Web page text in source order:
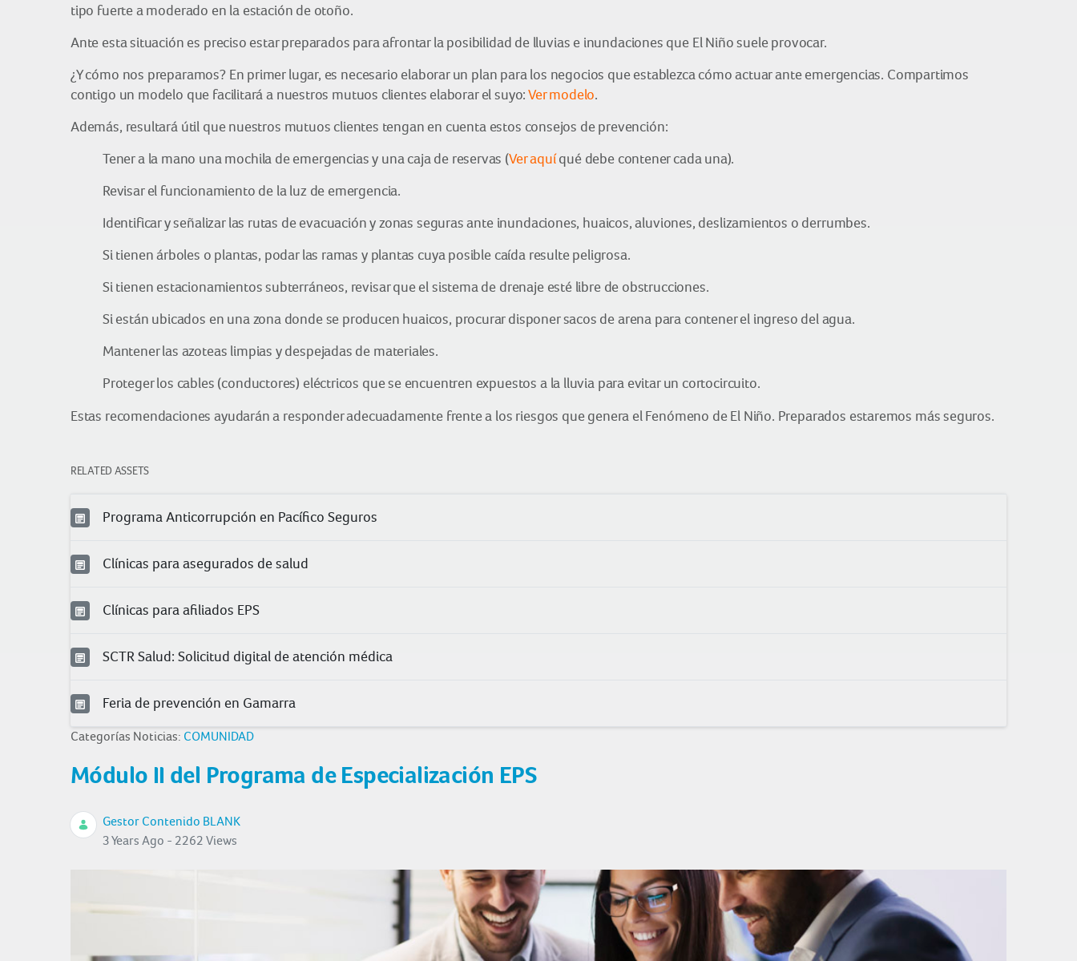
tipo fuerte a moderado en la estación de otoño.
Ante esta situación es preciso estar preparados para afrontar la posibilidad de lluvias e inundaciones que El Niño suele provocar.
¿Y cómo nos preparamos? En primer lugar, es necesario elaborar un plan para los negocios que establezca cómo actuar ante emergencias. Compartimos
contigo un modelo que facilitará a nuestros mutuos clientes elaborar el suyo: Ver modelo.
Además, resultará útil que nuestros mutuos clientes tengan en cuenta estos consejos de prevención:
Tener a la mano una mochila de emergencias y una caja de reservas (Ver aquíqué debe contener cada una).
Revisar el funcionamiento de la luz de emergencia.
Identificar y señalizar las rutas de evacuación y zonas seguras ante inundaciones, huaicos, aluviones, deslizamientos o derrumbes.
Si tienen árboles o plantas, podar las ramas y plantas cuya posible caída resulte peligrosa.
Si tienen estacionamientos subterráneos, revisar que el sistema de drenaje esté libre de obstrucciones.
Si están ubicados en una zona donde se producen huaicos, procurar disponer sacos de arena para contener el ingreso del agua.
Mantener las azoteas limpias y despejadas de materiales.
Proteger los cables (conductores) eléctricos que se encuentren expuestos a la lluvia para evitar un cortocircuito.
Estas recomendaciones ayudarán a responder adecuadamente frente a los riesgos que genera el Fenómeno de El Niño. Preparados estaremos más seguros.
RELATED ASSETS
Programa Anticorrupción en Pacífico Seguros
Clínicas para asegurados de salud
Clínicas para afiliados EPS
SCTR Salud: Solicitud digital de atención médica
Feria de prevención en Gamarra
Categorías Noticias: COMUNIDAD
Módulo II del Programa de Especialización EPS
Gestor Contenido BLANK
3 Years Ago - 2262 Views